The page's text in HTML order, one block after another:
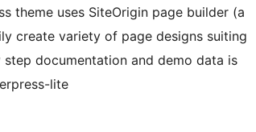
theme uses SiteOrigin page builder (a
create variety of page designs suiting
documentation and demo data is
lite